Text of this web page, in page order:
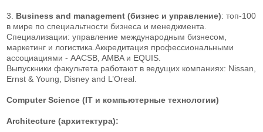
3. Business and management (бизнес и управление): топ-100
в мире по специальтности бизнеса и менеджмента.
Специализации: управление международным бизнесом,
маркетинг и логистика.Аккредитация профессиональными
ассоциациями - AACSB, AMBA и EQUIS.
Выпускники факультета работают в ведущих компаниях: Nissan,
Ernst & Young, Disney and L’Oreal.
Computer Science (IT и компьютерные технологии)
Architecture (архитектура):